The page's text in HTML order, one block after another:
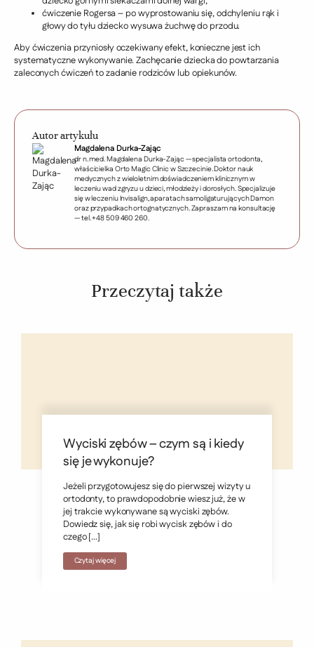
ćwiczenie Rogersa – po wyprostowaniu się, odchyleniu rąk i
głowy do tyłu dziecko wysuwa żuchwę do przodu.
Aby ćwiczenia przyniosły oczekiwany efekt, konieczne jest ich
systematyczne wykonywanie. Zachęcanie dziecka do powtarzania
zaleconych ćwiczeń to zadanie rodziców lub opiekunów.
Autor artykułu
Magdalena Durka-Zając
dr n. med. Magdalena Durka-Zając — specjalista ortodonta,
właścicielka Orto Magic Clinic w Szczecinie. Doktor nauk
medycznych z wieloletnim doświadczeniem klinicznym w
leczeniu wad zgryzu u dzieci, młodzieży i dorosłych. Specjalizuje
się w leczeniu Invisalign, aparatach samoligaturujących Damon
oraz przypadkach ortognatycznych. Zapraszam na konsultację
— tel. +48 509 460 260.
Przeczytaj także
Wyciski zębów – czym są i kiedy
się je wykonuje?
Jeżeli przygotowujesz się do pierwszej wizyty u
ortodonty, to prawdopodobnie wiesz już, że w
jej trakcie wykonywane są wyciski zębów.
Dowiedz się, jak się robi wycisk zębów i do
czego […]
Czytaj więcej